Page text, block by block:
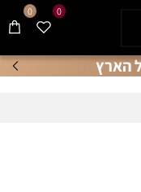
הארץ
0 0